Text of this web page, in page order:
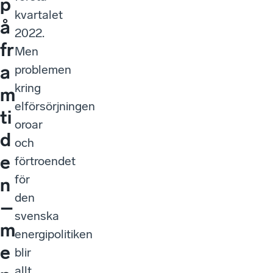
p
å
fr
a
m
ti
d
e
n
–
m
e
kvartalet
2022.
Men
problemen
kring
elförsörjningen
oroar
och
förtroendet
för
den
svenska
energipolitiken
blir